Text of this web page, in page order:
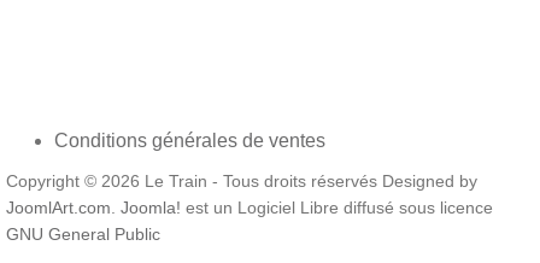
Conditions générales de ventes
Copyright © 2026 Le Train - Tous droits réservés Designed by
JoomlArt.com. Joomla! est un Logiciel Libre diffusé sous licence
GNU General Public